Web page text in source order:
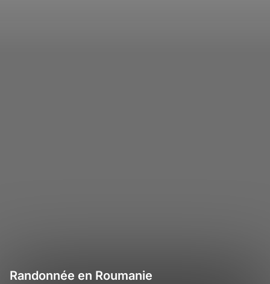
Randonnée en Roumanie